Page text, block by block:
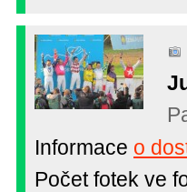
Informace o
Počet fotek ve